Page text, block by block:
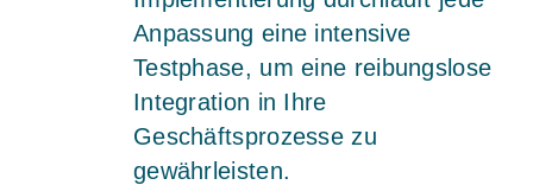
Anpassung eine intensive
Testphase, um eine reibungslose
Integration in Ihre
Geschäftsprozesse zu
gewährleisten.